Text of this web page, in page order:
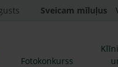
Sveicam mīluļus
Fotokonkurss